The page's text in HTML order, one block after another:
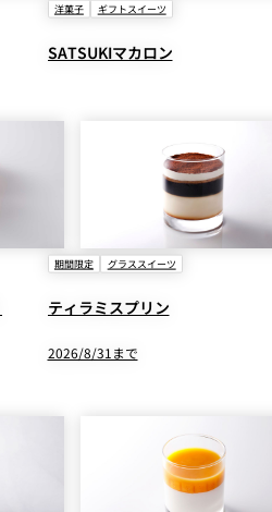
洋菓子 ギフトスイーツ
SATSUKIマカロン
期間限定 グラススイーツ
ティラミスプリン
2026/8/31まで